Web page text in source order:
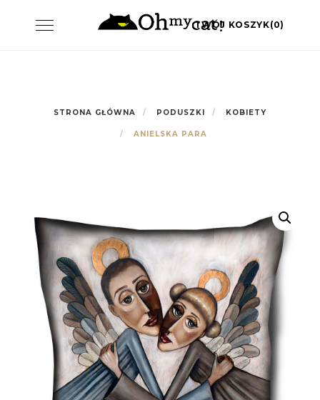
Toggle TWÓJ KOSZYK(0)
STRONA GŁÓWNA PODUSZKI KOBIETY
ANIELSKA PARA